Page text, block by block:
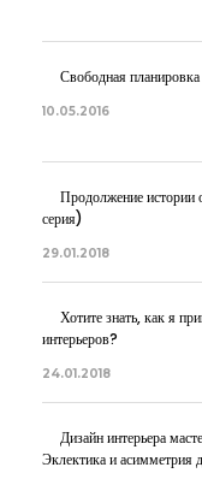
Свободная
10.05.2016
Продолжение истории
серия)
29.01.2018
Хотите знать, как я
интерьеров?
24.01.2018
Дизайн интерьера
Эклектика и асимметрия